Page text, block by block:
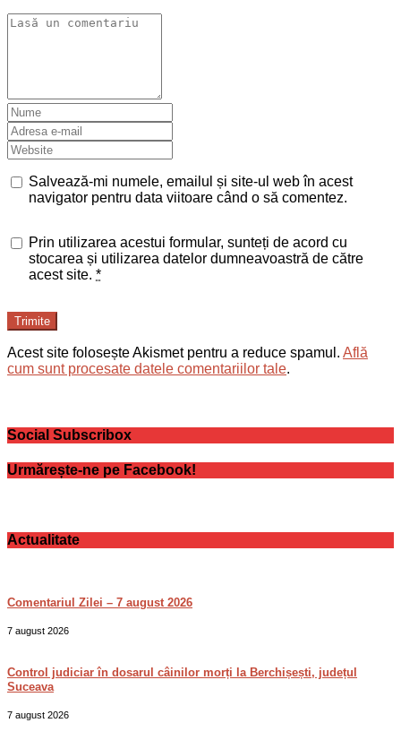
Salvează-mi numele, emailul și site-ul web în acest
navigator pentru data viitoare când o să comentez.
Prin utilizarea acestui formular, sunteți de acord cu
stocarea și utilizarea datelor dumneavoastră de către
acest site. *
Trimite
Acest site folosește Akismet pentru a reduce spamul. Află
cum sunt procesate datele comentariilor tale.
Social Subscribox
Urmărește-ne pe Facebook!
Actualitate
Comentariul Zilei – 7 august 2026
7 august 2026
Control judiciar în dosarul câinilor morți la Berchișești, județul
Suceava
7 august 2026